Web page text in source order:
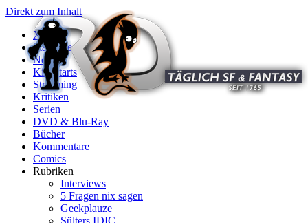
Direkt zum Inhalt
X
Startseite
News
Kinostarts
Streaming
Kritiken
Serien
DVD & Blu-Ray
Bücher
Kommentare
Comics
Rubriken
Interviews
5 Fragen nix sagen
Geekplauze
Sülters IDIC